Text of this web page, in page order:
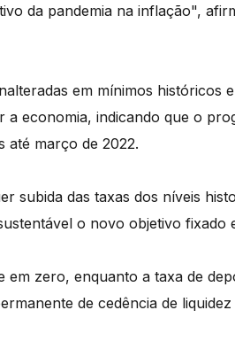
da pandemia na inflação",
em mínimos históricos
economia, indicando que o
até março de 2022.
subida das taxas dos níveis
o novo objetivo fixado
zero, enquanto a taxa de
de cedência de